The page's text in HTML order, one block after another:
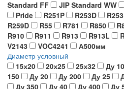
Standard FF
JIP Standard WW
Pride
R251P R253D
R259D
R55 R781 R850
R910
R911 R913 R913L
V2143
VOC4241
А500мм
Диаметр условный
15х20
20х25 25х32 Ду
150
Ду 20 Ду 200 Ду 25
Ду 350
Ду 40 Ду 400 Ду